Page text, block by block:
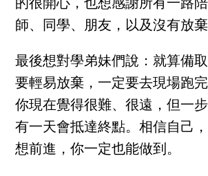
的很開心，也想感謝所有一路
師、同學、朋友，以及沒有放棄
最後想對學弟妹們說：就算備
要輕易放棄，一定要去現場跑
你現在覺得很難、很遠，但一
有一天會抵達終點。相信自己
想前進，你一定也能做到。